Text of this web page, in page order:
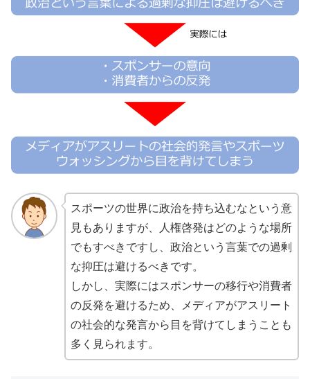
スポーツの世界に政治を持ち込むなという意
見もありますが、人権啓発はどのような場所
でもすべきですし、政治という言葉での過剰
な抑圧は避けるべきです。
しかし、実際にはスポンサーの移行や消費者
の反発を避けるため、メディアがアスリート
の社会的な発言から目を背けてしまうことも
多く見られます。